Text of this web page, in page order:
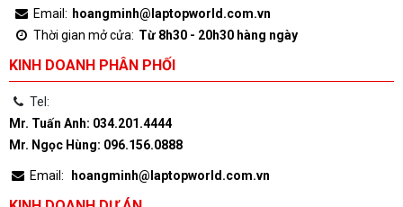
Email: hoangminh@laptopworld.com.vn
Thời gian mở cửa: Từ 8h30 - 20h30 hàng ngày
KINH DOANH PHÂN PHỐI
Tel:
Mr. Tuấn Anh: 034.201.4444
Mr. Ngọc Hùng: 096.156.0888
Email: hoangminh@laptopworld.com.vn